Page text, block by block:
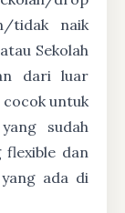
tidak naik
Sekolah
dari luar
untuk
sudah
flexible dan
ada di